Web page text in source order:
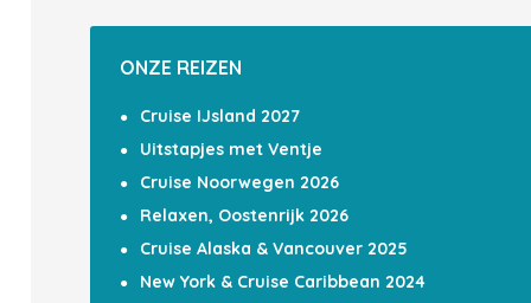
ONZE REIZEN
Cruise IJsland 2027
Uitstapjes met Ventje
Cruise Noorwegen 2026
Relaxen, Oostenrijk 2026
Cruise Alaska & Vancouver 2025
New York & Cruise Caribbean 2024